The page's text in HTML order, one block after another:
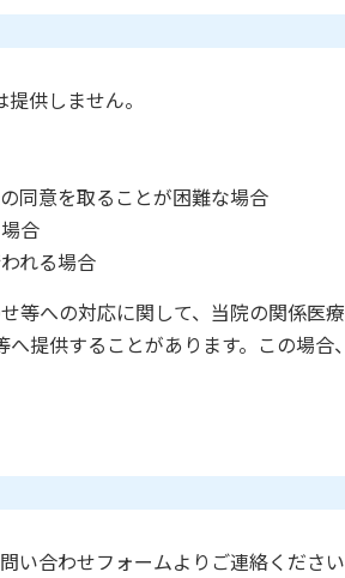
供しません。
同意を取ることが困難な場合
合
れる場合
等への対応に関して、当院の関係医
提供することがあります。この場
合わせフォームよりご連絡ください